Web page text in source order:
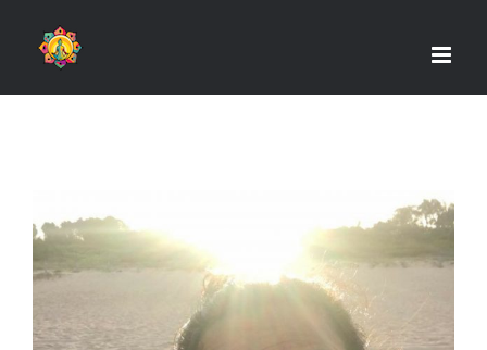
INSIGHT SOBRE A FELICIDADE